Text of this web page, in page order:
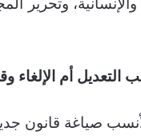
التعديل أم
صياغة قانون